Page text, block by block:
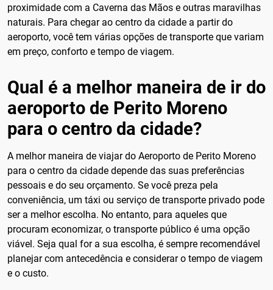
proximidade com a Caverna das Mãos e outras maravilhas
naturais. Para chegar ao centro da cidade a partir do
aeroporto, você tem várias opções de transporte que variam
em preço, conforto e tempo de viagem.
Qual é a melhor maneira de ir do
aeroporto de Perito Moreno
para o centro da cidade?
A melhor maneira de viajar do Aeroporto de Perito Moreno
para o centro da cidade depende das suas preferências
pessoais e do seu orçamento. Se você preza pela
conveniência, um táxi ou serviço de transporte privado pode
ser a melhor escolha. No entanto, para aqueles que
procuram economizar, o transporte público é uma opção
viável. Seja qual for a sua escolha, é sempre recomendável
planejar com antecedência e considerar o tempo de viagem
e o custo.